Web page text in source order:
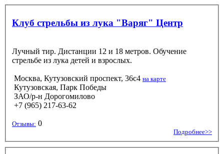
Клуб стрельбы из лука "Варяг" Центр
Лучный тир. Дистанции 12 и 18 метров. Обучение
стрельбе из лука детей и взрослых.
Москва, Кутузовский проспект, 36с4 на карте
Кутузовская, Парк Победы
ЗАО/р-н Дорогомилово
+7 (965) 217-63-62
Отзывы: 0
Подробнее>>